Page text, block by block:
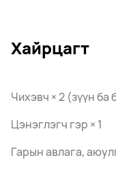
Хайрцагт
Чихэвч × 2 (зүүн ба
Цэнэглэгч гэр × 1
Гарын авлага,